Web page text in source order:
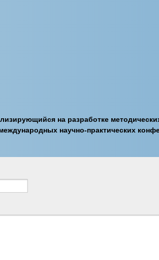
на разработке
научно-практических